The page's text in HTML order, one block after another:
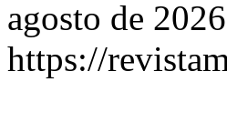
agosto de
https://